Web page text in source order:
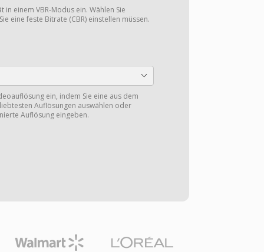
in einem VBR-Modus ein. Wählen Sie
eine feste Bitrate (CBR) einstellen müssen.
ein, indem Sie eine aus dem
Auflösungen auswählen oder
Auflösung eingeben.